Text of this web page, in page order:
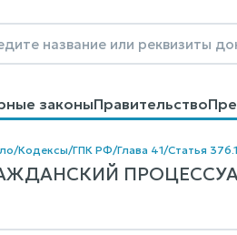
законыПравительство
Образцы договоров
/Кодексы/ГПК РФ/Глава 41/Статья 376.1